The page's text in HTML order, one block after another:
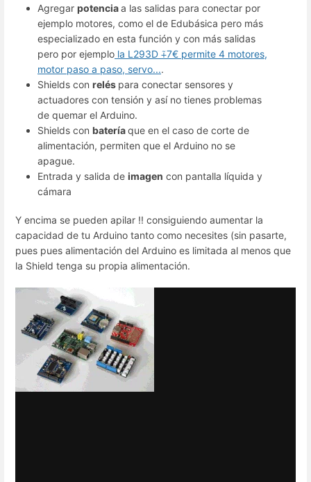
Agregar potenciaa las salidas para conectar por
ejemplo motores, como el de Edubásica pero más
especializado en esta función y con más salidas
pero por ejemplo la L293D ⨤7€ permite 4 motores,
motor paso a paso, servo....
Shields con relés para conectar sensores y
actuadores con tensión y así no tienes problemas
de quemar el Arduino.
Shields con bateríaque en el caso de corte de
alimentación, permiten que el Arduino no se
apague.
Entrada y salida de imagen con pantalla líquida y
cámara
Y encima se pueden apilar !! consiguiendo aumentar la
capacidad de tu Arduino tanto como necesites (sin pasarte,
pues pues alimentación del Arduino es limitada al menos que
la Shield tenga su propia alimentación.